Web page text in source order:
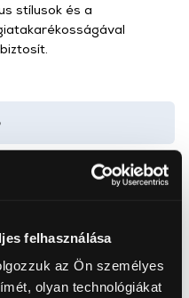
felhasználása
az Ön személyes
olyan technológiákat
stílusok és a